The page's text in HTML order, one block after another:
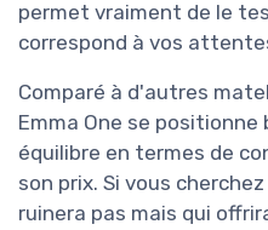
permet vraiment de le
correspond à vos
Comparé à d'autres
Emma One se positionne
équilibre en termes de
son prix. Si vous
ruinera pas mais qui